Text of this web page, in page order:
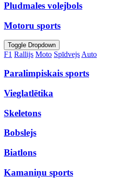
Pludmales volejbols
Motoru sports
Toggle Dropdown
F1 Rallijs Moto SpīdvejsAuto
Paralimpiskais sports
Vieglatlētika
Skeletons
Bobslejs
Biatlons
Kamaniņu sports